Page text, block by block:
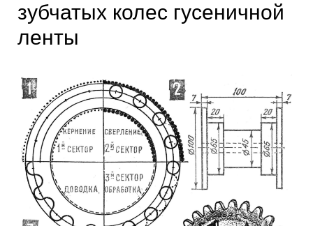
зубчатых колес гусеничной
ленты